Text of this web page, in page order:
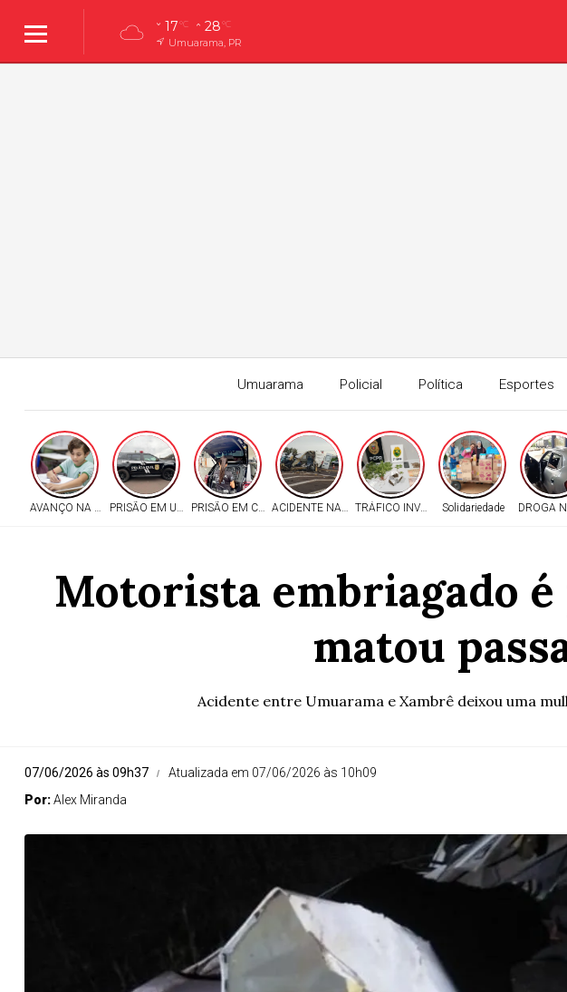
17°C 28°C
Umuarama, PR
Umuarama Policial Política Esportes
AVANÇO NA EDUCAÇÃOPRISÃO EM UMUARAMAPRISÃO EM CASCAVELACIDENTE NA PR-323TRÁFICO INVESTIGADOSolidariedade DROGA
Motorista embriagado
matou
Acidente entre Umuarama e Xambrê deixou uma
07/06/2026 às 09h37
Atualizada em 07/06/2026 às 10h09
Por:Alex Miranda